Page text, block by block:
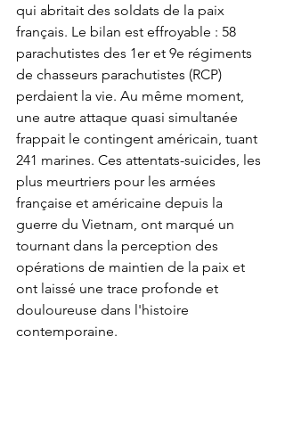
qui abritait des soldats de la paix
français. Le bilan est effroyable : 58
parachutistes des 1er et 9e régiments
de chasseurs parachutistes (RCP)
perdaient la vie. Au même moment,
une autre attaque quasi simultanée
frappait le contingent américain, tuant
241 marines. Ces attentats-suicides, les
plus meurtriers pour les armées
française et américaine depuis la
guerre du Vietnam, ont marqué un
tournant dans la perception des
opérations de maintien de la paix et
ont laissé une trace profonde et
douloureuse dans l'histoire
contemporaine.